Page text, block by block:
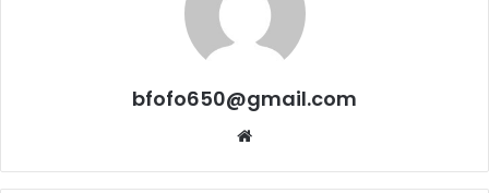
bfofo650@gmail.com
Website